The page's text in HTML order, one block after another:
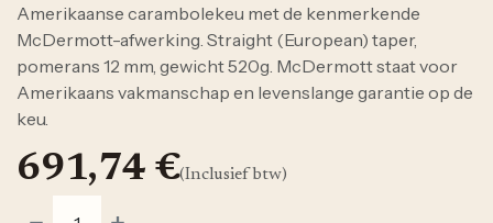
Amerikaanse carambolekeu met de kenmerkende
McDermott-afwerking. Straight (European) taper,
pomerans 12 mm, gewicht 520g. McDermott staat voor
Amerikaans vakmanschap en levenslange garantie op de
keu.
691,74 €(Inclusief btw)